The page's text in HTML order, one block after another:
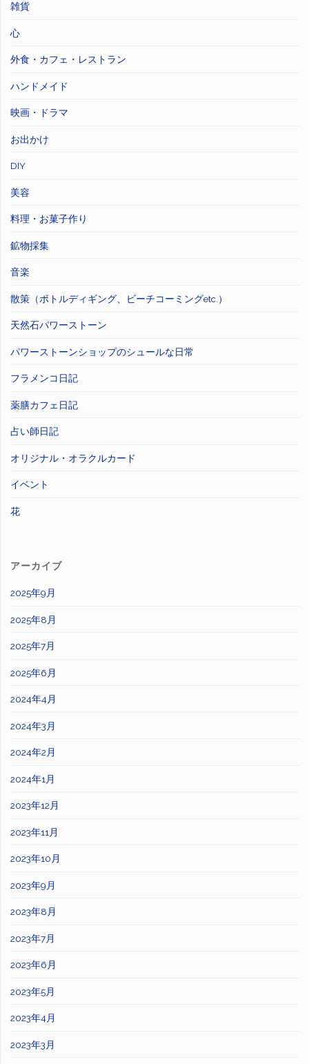
雑貨
心
外食・カフェ・レストラン
ハンドメイド
映画・ドラマ
お出かけ
DIY
美容
料理・お菓子作り
鉱物採集
音楽
散策（ボトルディギング、ビーチコーミングetc.）
天然石パワーストーン
パワーストーンショップのシュールな日常
フラメンコ日記
薬膳カフェ日記
占い師日記
オリジナル・オラクルカード
イベント
花
アーカイブ
2025年9月
2025年8月
2025年7月
2025年6月
2024年4月
2024年3月
2024年2月
2024年1月
2023年12月
2023年11月
2023年10月
2023年9月
2023年8月
2023年7月
2023年6月
2023年5月
2023年4月
2023年3月